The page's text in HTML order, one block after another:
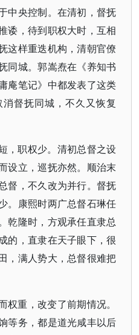
中央控制。在清初，督抚
诿，待到职权大时，互相
这样重迭机构，清朝官僚
同城。郭嵩焘在《养知书
庵笔记》中都发表了这类
督抚同城，不久又恢复
，职权少。清初总督之设
设立，巡抚亦然。顺治末
督，不久改为并行。督抚
。康熙时两广总督石琳任
乾隆时，方观承任直隶总
的，直隶在天子眼下，很
，满人势大，总督很难把
权重，改变了前期情况。
等务，都是道光咸丰以后